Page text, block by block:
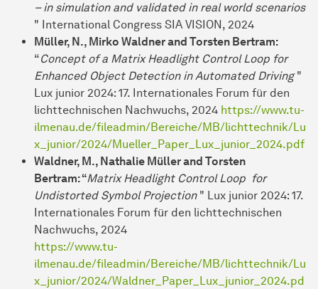
– in simulation and validated in real world scenarios
" International Congress SIA VISION, 2024
Müller, N., Mirko Waldner and Torsten Bertram:
“Concept of a Matrix Headlight Control Loop for
Enhanced Object Detection in Automated Driving"
Lux junior 2024: 17. Internationales Forum für den
lichttechnischen Nachwuchs, 2024 https://www.tu-
ilmenau.de/fileadmin/Bereiche/MB/lichttechnik/Lu
x_junior/2024/Mueller_Paper_Lux_junior_2024.pdf
Waldner, M., Nathalie Müller and Torsten
Bertram: “Matrix Headlight Control Loop for
Undistorted Symbol Projection " Lux junior 2024: 17.
Internationales Forum für den lichttechnischen
Nachwuchs, 2024
https://www.tu-
ilmenau.de/fileadmin/Bereiche/MB/lichttechnik/Lu
x_junior/2024/Waldner_Paper_Lux_junior_2024.pd